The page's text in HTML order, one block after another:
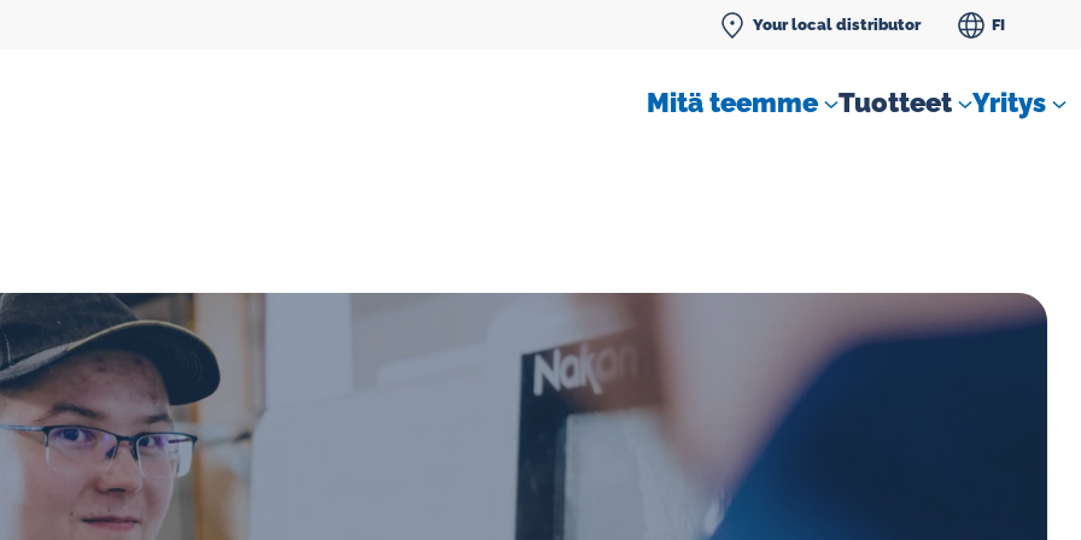
Your local distributor FI
Mitä teemme Tuotteet
Kiertovoitelun virtausmittarit
Soikioratasmittarit
Näyttöyksiköt
SLM tiivistenestemittarit
Vakiovirtaussäätimet kaasuille
Yritys